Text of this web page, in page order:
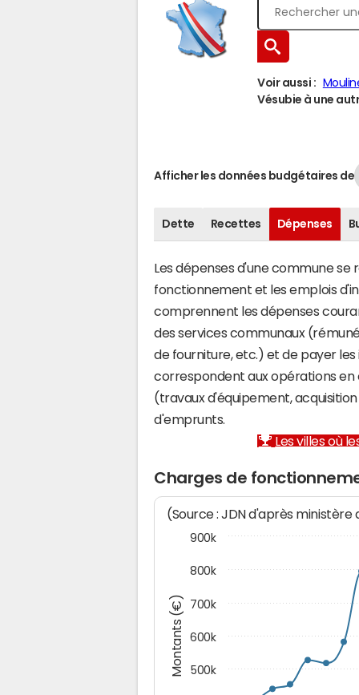
Voir aussi :
Vésubie à une
Afficher les données budgétaires de
Dette Recettes Dépenses
Les dépenses d'une commune se
fonctionnement et les emplois
comprennent les dépenses
des services communaux
de fourniture, etc.) et de payer
correspondent aux opérations
(travaux d'équipement,
d'emprunts.
Les villes où
Charges de
Montants (€)
(Source : JDN d'après ministère
500k
600k
700k
800k
900k